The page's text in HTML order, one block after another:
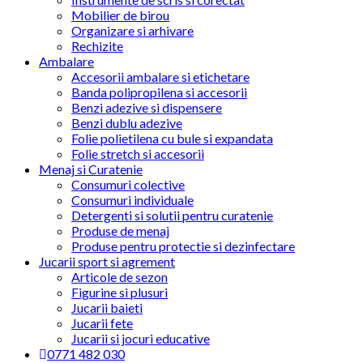
Mobilier de birou
Organizare si arhivare
Rechizite
Ambalare
Accesorii ambalare si etichetare
Banda polipropilena si accesorii
Benzi adezive si dispensere
Benzi dublu adezive
Folie polietilena cu bule si expandata
Folie stretch si accesorii
Menaj si Curatenie
Consumuri colective
Consumuri individuale
Detergenti si solutii pentru curatenie
Produse de menaj
Produse pentru protectie si dezinfectare
Jucarii sport si agrement
Articole de sezon
Figurine si plusuri
Jucarii baieti
Jucarii fete
Jucarii si jocuri educative
0771 482 030